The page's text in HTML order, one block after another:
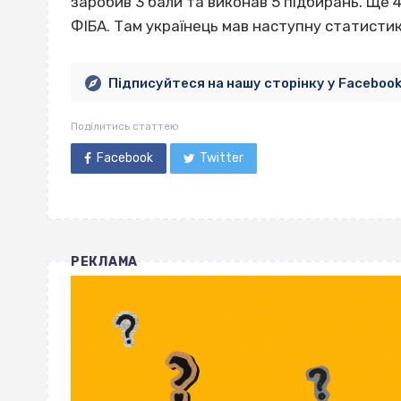
ФІБА. Там українець мав наступну
Підписуйтеся на нашу сторінку у Facebook
Поділитись статтею
Facebook Twitter
РЕКЛАМА